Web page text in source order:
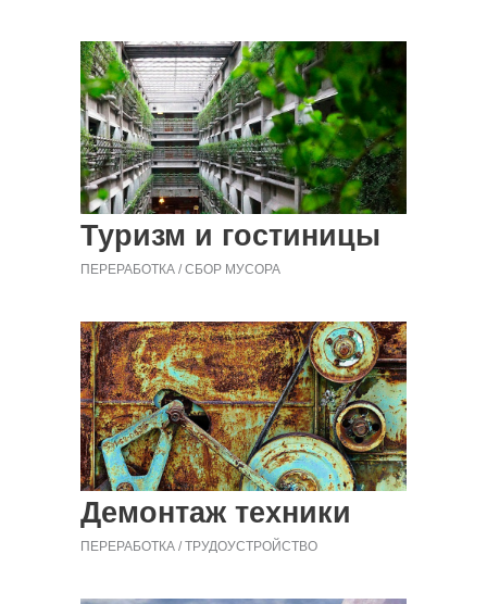
Туризм и гостиницы
ПЕРЕРАБОТКА СБОР МУСОРА
Демонтаж техники
ПЕРЕРАБОТКА ТРУДОУСТРОЙСТВО